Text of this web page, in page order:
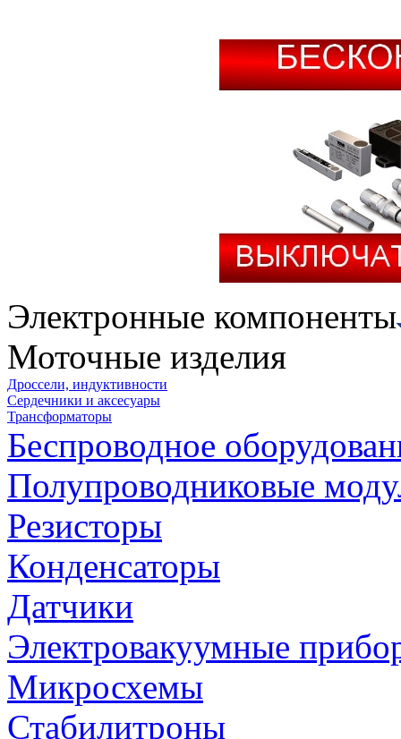
Электронные компоненты
Моточные изделия
Дроссели, индуктивности
Сердечники и аксесуары
Трансформаторы
Беспроводное
Полупроводниковые
Резисторы
Конденсаторы
Датчики
Электровакуумные
Микросхемы
Стабилитроны